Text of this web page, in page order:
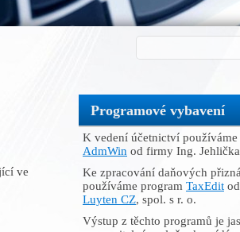
ve
Programové vybavení
K vedení účetnictví používáme
AdmWin od firmy Ing.
Ke zpracování daňových
používáme program TaxEdit
Luyten CZ, spol. s r. o.
Výstup z těchto programů je